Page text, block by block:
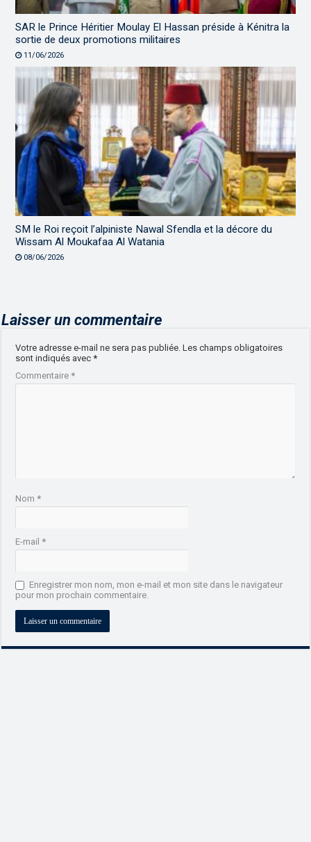
SAR le Prince Héritier Moulay El Hassan préside à Kénitra la
sortie de deux promotions militaires
11/06/2026
SM le Roi reçoit l’alpiniste Nawal Sfendla et la décore du
Wissam Al Moukafaa Al Watania
08/06/2026
Laisser un commentaire
Votre adresse e-mail ne sera pas publiée. Les champs obligatoires
sont indiqués avec*
Commentaire*
Nom*
E-mail*
Enregistrer mon nom, mon e-mail et mon site dans le navigateur
pour mon prochain commentaire.